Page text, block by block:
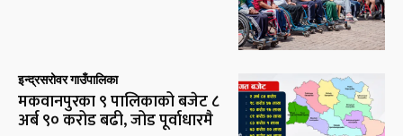
इन्द्रसरोवर गाउँपालिका
मकवानपुरका ९ पालिकाको बजेट ८
अर्ब ९० करोड बढी, जोड पूर्वाधारमै